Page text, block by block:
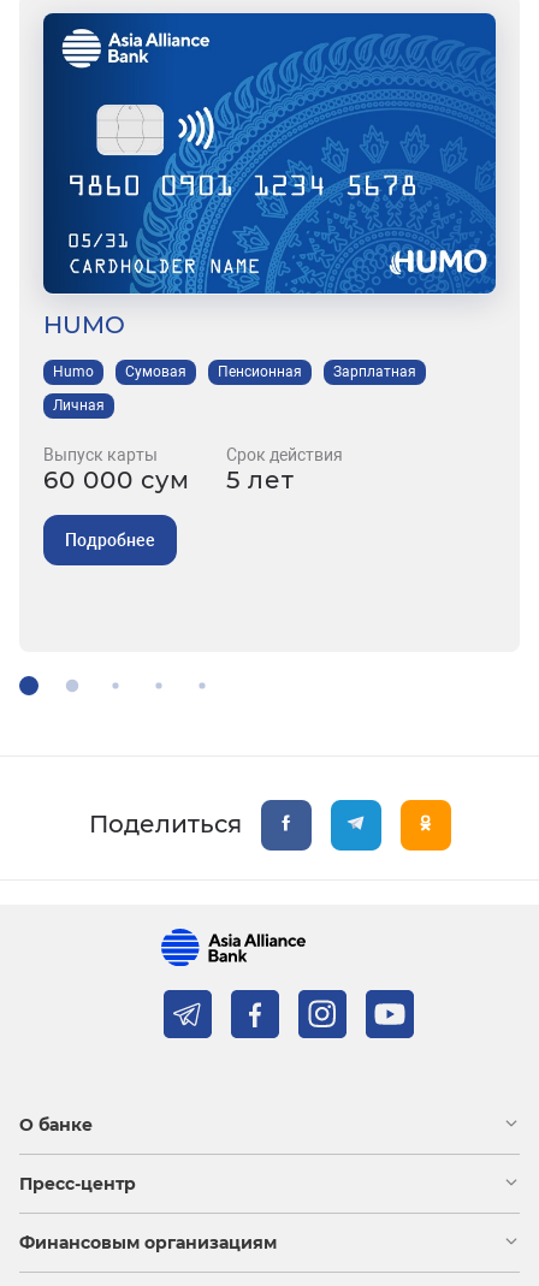
HUMO
Humo Сумовая Пенсионная
Зарплатная
Личная
Выпуск карты
60 000 сум
Срок действия
5 лет
Подробнее
Поделиться
О банке
Пресс-центр
Финансовым организациям